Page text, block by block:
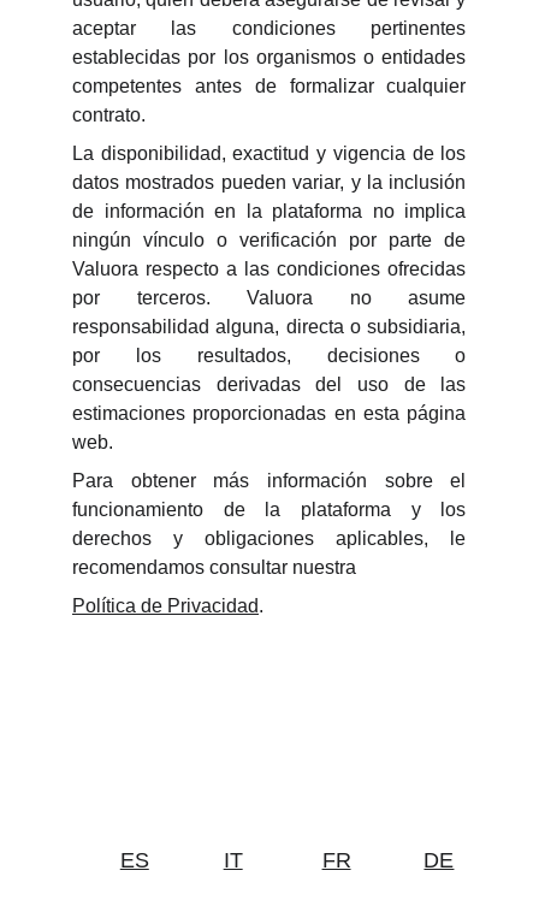
aceptar las condiciones pertinentes
establecidas por los organismos o entidades
competentes antes de formalizar cualquier
contrato.
La disponibilidad, exactitud y vigencia de los
datos mostrados pueden variar, y la inclusión
de información en la plataforma no implica
ningún vínculo o verificación por parte de
Valuora respecto a las condiciones ofrecidas
por terceros. Valuora no asume
responsabilidad alguna, directa o subsidiaria,
por los resultados, decisiones o
consecuencias derivadas del uso de las
estimaciones proporcionadas en esta página
web.
Para obtener más información sobre el
funcionamiento de la plataforma y los
derechos y obligaciones aplicables, le
recomendamos consultar nuestra
Política de Privacidad.
ES IT FR DE